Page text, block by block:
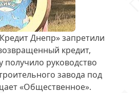
Днепр» запретили
кредит,
получило руководство
завода под
«Общественное».